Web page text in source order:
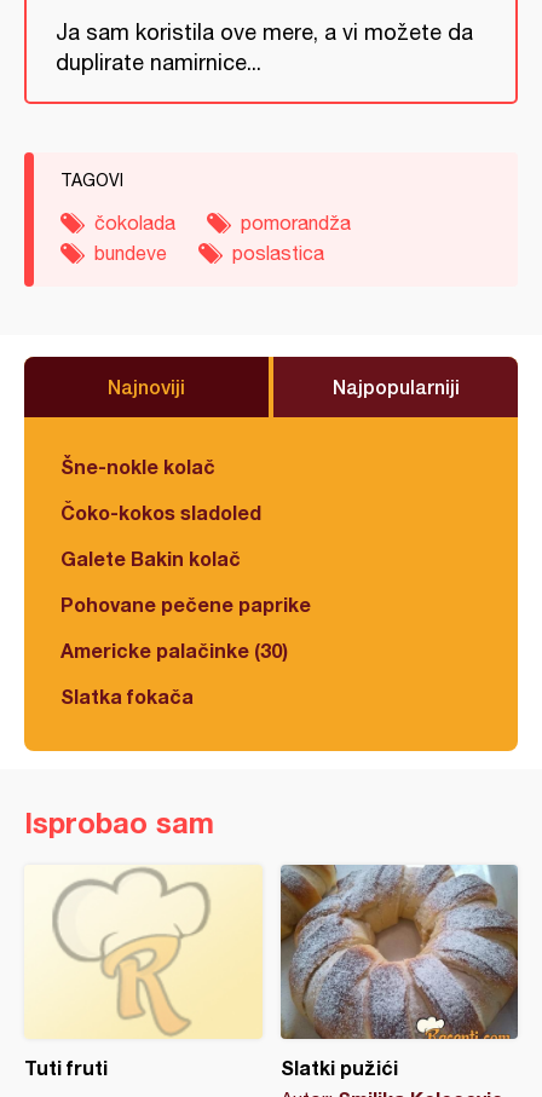
Ja sam koristila ove mere, a vi možete da
duplirate namirnice...
TAGOVI
čokolada
pomorandža
bundeve
poslastica
Najnoviji Najpopularniji
Šne-nokle kolač
Čoko-kokos sladoled
Galete Bakin kolač
Pohovane pečene paprike
Americke palačinke (30)
Slatka fokača
Isprobao sam
Tuti fruti Slatki pužići